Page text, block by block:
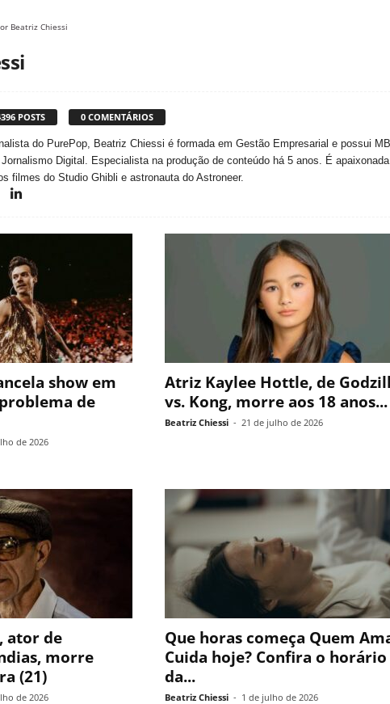
Beatriz Chiessi
POSTS 0 COMENTÁRIOS
do PurePop, Beatriz Chiessi é formada em Gestão Empresarial e possui
Digital. Especialista na produção de conteúdo há 5 anos. É apaixonada
filmes do Studio Ghibli e astronauta do Astroneer.
show em
de
de 2026
Atriz Kaylee Hottle, de
vs. Kong, morre aos 18 anos...
Beatriz Chiessi - 21 de julho de 2026
ator de
morre
(21)
de 2026
Que horas começa Quem
Cuida hoje? Confira o horário
da...
Beatriz Chiessi - 1 de julho de 2026